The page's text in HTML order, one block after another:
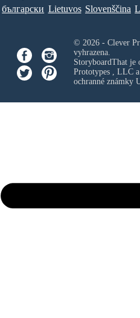
български Lietuvos Slovenščina
© 2026 - Clever
vyhrazena.
StoryboardThat je
Prototypes , LLCa
ochranné známky